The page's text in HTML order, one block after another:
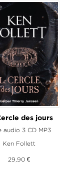
des jours
audio 3 CD MP3
Ken Follett
29,90 €